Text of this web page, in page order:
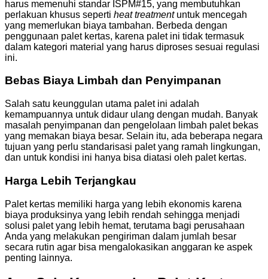
harus memenuhi standar ISPM#15, yang membutuhkan
perlakuan khusus seperti heat treatmentuntuk mencegah
yang memerlukan biaya tambahan. Berbeda dengan
penggunaan palet kertas, karena palet ini tidak termasuk
dalam kategori material yang harus diproses sesuai regulasi
ini.
Bebas Biaya Limbah dan Penyimpanan
Salah satu keunggulan utama palet ini adalah
kemampuannya untuk didaur ulang dengan mudah. Banyak
masalah penyimpanan dan pengelolaan limbah palet bekas
yang memakan biaya besar. Selain itu, ada beberapa negara
tujuan yang perlu standarisasi palet yang ramah lingkungan,
dan untuk kondisi ini hanya bisa diatasi oleh palet kertas.
Harga Lebih Terjangkau
Palet kertas memiliki harga yang lebih ekonomis karena
biaya produksinya yang lebih rendah sehingga menjadi
solusi palet yang lebih hemat, terutama bagi perusahaan
Anda yang melakukan pengiriman dalam jumlah besar
secara rutin agar bisa mengalokasikan anggaran ke aspek
penting lainnya.